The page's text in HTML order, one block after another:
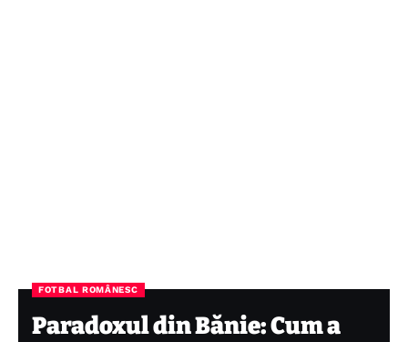
FOTBAL ROMÂNESC
Paradoxul din Bănie: Cum a